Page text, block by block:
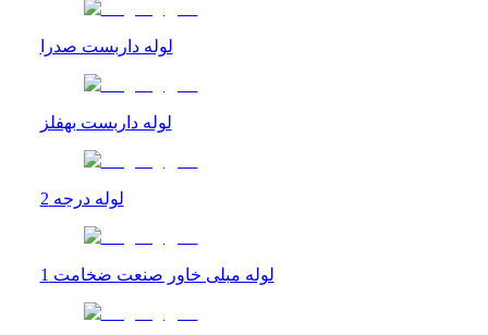
لوله داربست صدرا
لوله داربست بهفلز
لوله درجه 2
لوله مبلی خاور صنعت ضخامت 1